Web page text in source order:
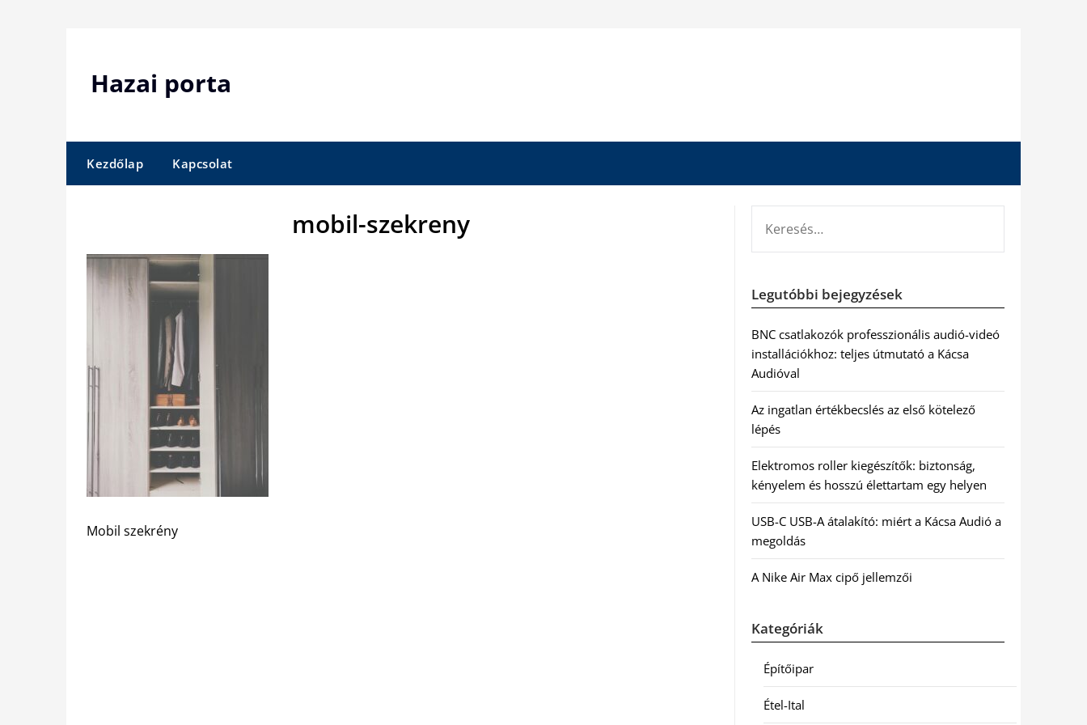
Hazai porta
Kezdőlap Kapcsolat
mobil-szekreny
Mobil szekrény
Legutóbbi bejegyzések
BNC csatlakozók professzionális audió-videó
installációkhoz: teljes útmutató a Kácsa
Audióval
Az ingatlan értékbecslés az első kötelező
lépés
Elektromos roller kiegészítők: biztonság,
kényelem és hosszú élettartam egy helyen
USB-C USB-A átalakító: miért a Kácsa Audió a
megoldás
A Nike Air Max cipő jellemzői
Kategóriák
Építőipar
Étel-Ital